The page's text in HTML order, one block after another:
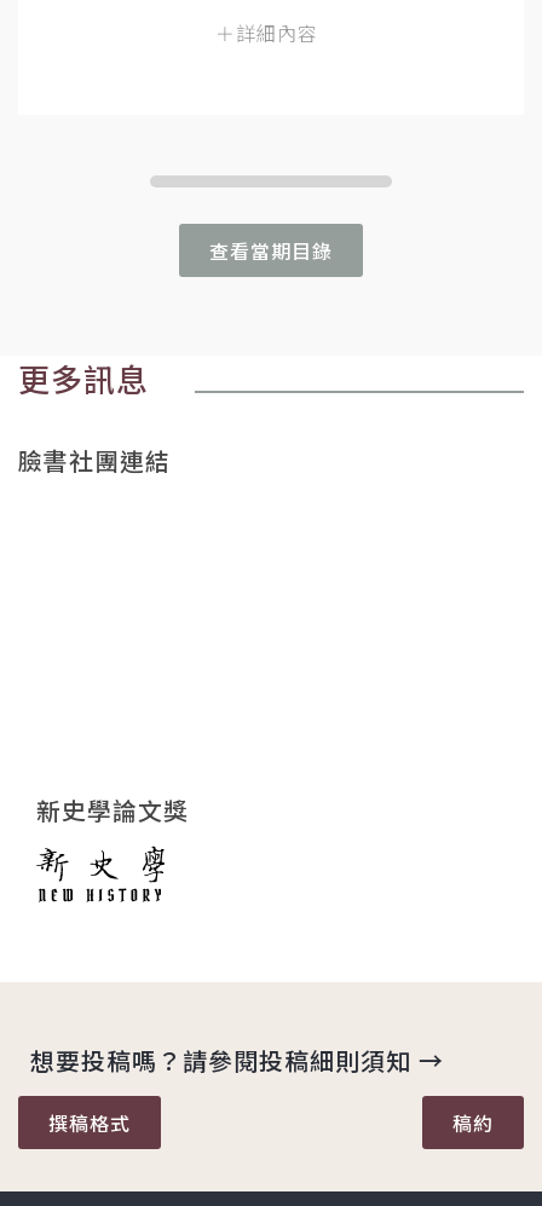
＋詳細內容
查看當期目錄
更多訊息
臉書社團連結
新史學論文獎
想要投稿嗎？請參閱投稿細則須知 →
撰稿格式 稿約